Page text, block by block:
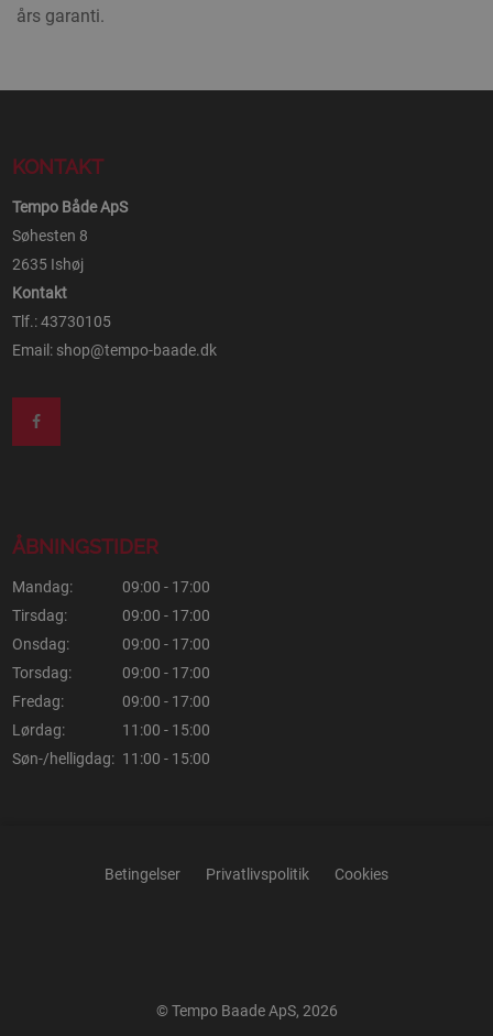
års garanti.
KONTAKT
Tempo Både ApS
Søhesten 8
2635 Ishøj
Kontakt
Tlf.: 43730105
Email: shop@tempo-baade.dk
ÅBNINGSTIDER
Mandag:
09:00 - 17:00
Tirsdag:
09:00 - 17:00
Onsdag:
09:00 - 17:00
Torsdag:
09:00 - 17:00
Fredag:
09:00 - 17:00
Lørdag:
11:00 - 15:00
Søn-/helligdag: 11:00 - 15:00
Betingelser Privatlivspolitik Cookies
© Tempo Baade ApS, 2026